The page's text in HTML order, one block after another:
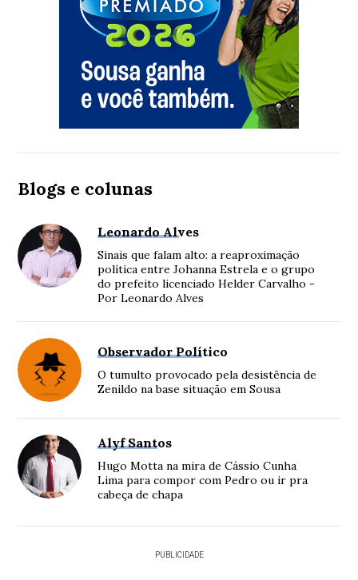
Blogs e colunas
Leonardo Alves
Sinais que falam alto: a reaproximação
política entre Johanna Estrela e o grupo
do prefeito licenciado Helder Carvalho -
Por Leonardo Alves
Observador Político
O tumulto provocado pela desistência de
Zenildo na base situação em Sousa
Alyf Santos
Hugo Motta na mira de Cássio Cunha
Lima para compor com Pedro ou ir pra
cabeça de chapa
PUBLICIDADE